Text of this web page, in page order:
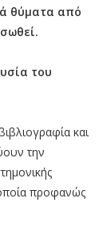
θύματα από
του
και
την
προφανώς